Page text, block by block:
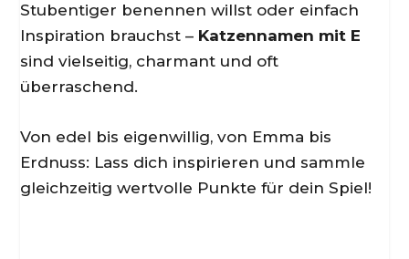
Stubentiger benennen willst oder einfach
Inspiration brauchst – Katzennamen mit E
sind vielseitig, charmant und oft
überraschend.
Von edel bis eigenwillig, von Emma bis
Erdnuss: Lass dich inspirieren und sammle
gleichzeitig wertvolle Punkte für dein Spiel!